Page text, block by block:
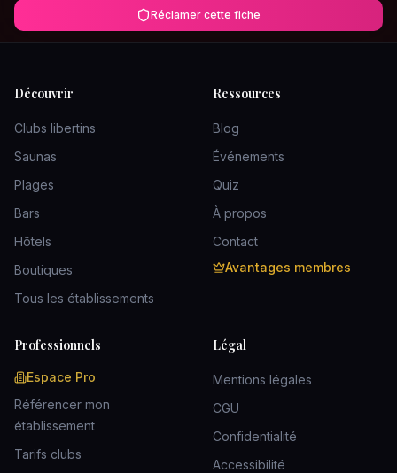
Réclamer cette fiche
Découvrir
Clubs libertins
Saunas
Plages
Bars
Hôtels
Boutiques
Tous les établissements
Ressources
Blog
Événements
Quiz
À propos
Contact
Avantages membres
Professionnels
Espace Pro
Référencer mon
établissement
Tarifs clubs
Légal
Mentions légales
CGU
Confidentialité
Accessibilité